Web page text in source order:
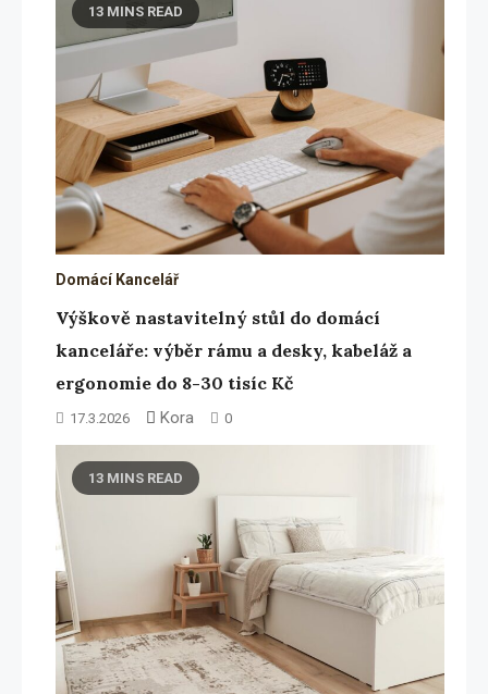
13 MINS READ
Domácí Kancelář
Výškově nastavitelný stůl do domácí
kanceláře: výběr rámu a desky, kabeláž a
ergonomie do 8-30 tisíc Kč
17.3.2026 Kora 0
13 MINS READ